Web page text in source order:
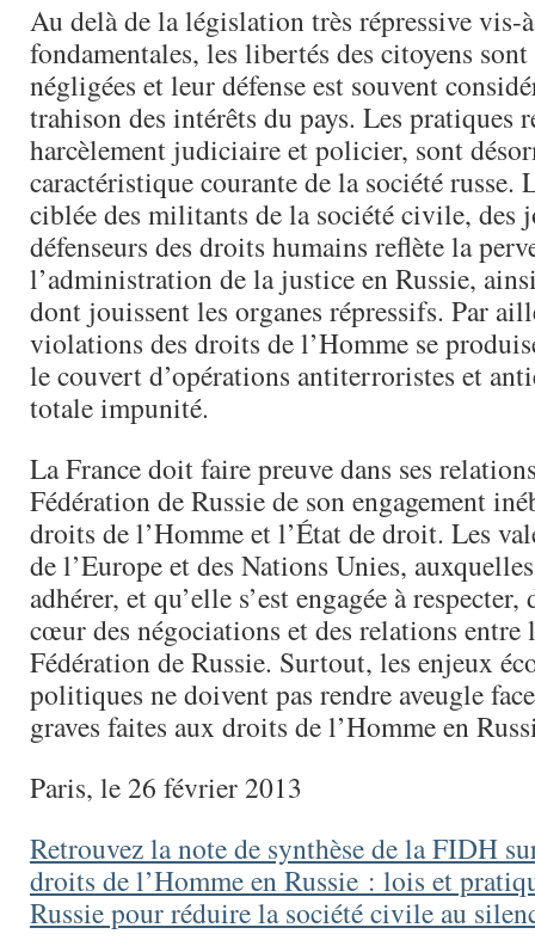
Au delà de la législation très répressive vis-
fondamentales, les libertés des citoyens
négligées et leur défense est souvent
trahison des intérêts du pays. Les pratiques
harcèlement judiciaire et policier, sont
caractéristique courante de la société russe.
ciblée des militants de la société civile, des
défenseurs des droits humains reflète la
l’administration de la justice en Russie,
dont jouissent les organes répressifs. Par
violations des droits de l’Homme se
le couvert d’opérations antiterroristes et
totale impunité.
La France doit faire preuve dans ses
Fédération de Russie de son engagement
droits de l’Homme et l’État de droit. Les
de l’Europe et des Nations Unies,
adhérer, et qu’elle s’est engagée à
cœur des négociations et des relations entre
Fédération de Russie. Surtout, les enjeux
politiques ne doivent pas rendre aveugle
graves faites aux droits de l’Homme en
Paris, le 26 février 2013
Retrouvez la note de synthèse de la FIDH
droits de l’Homme en Russie : lois et
Russie pour réduire la société civile au